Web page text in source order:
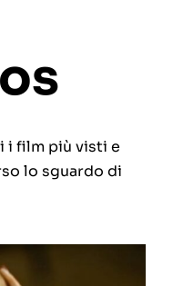
i film più visti e
lo sguardo di